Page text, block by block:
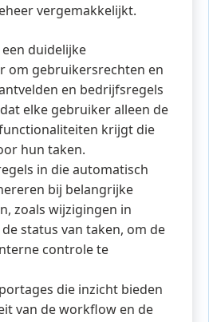
vergemakkelijkt.
duidelijke
om gebruikersrechten en
en bedrijfsregels
elke gebruiker alleen de
krijgt die
hun taken.
in die automatisch
bij belangrijke
zoals wijzigingen in
status van taken, om de
controle te
die inzicht bieden
van de workflow en de